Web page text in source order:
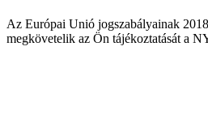
Az Európai Unió jogszabályainak
megkövetelik az Ön tájékoztatását a